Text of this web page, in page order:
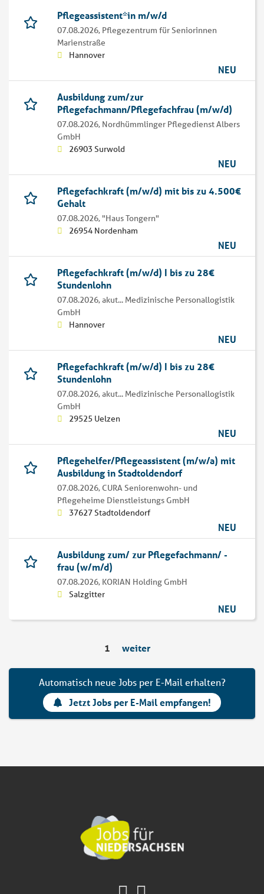
Pflegeassistent*in m/w/d
07.08.2026, Pflegezentrum für Seniorinnen
Marienstraße
Hannover
NEU
Ausbildung zum/zur
Pflegefachmann/Pflegefachfrau (m/w/d)
07.08.2026, Nordhümmlinger Pflegedienst Albers
GmbH
26903 Surwold
NEU
Pflegefachkraft (m/w/d) mit bis zu 4.500€
Gehalt
07.08.2026, "Haus Tongern"
26954 Nordenham
NEU
Pflegefachkraft (m/w/d) I bis zu 28€
Stundenlohn
07.08.2026,akut... Medizinische Personallogistik
GmbH
Hannover
NEU
Pflegefachkraft (m/w/d) I bis zu 28€
Stundenlohn
07.08.2026,akut... Medizinische Personallogistik
GmbH
29525 Uelzen
NEU
Pflegehelfer/Pflegeassistent (m/w/a) mit
Ausbildung in Stadtoldendorf
07.08.2026, CURA Seniorenwohn- und
Pflegeheime Dienstleistungs GmbH
37627 Stadtoldendorf
NEU
Ausbildung zum/ zur Pflegefachmann/ -
frau (w/m/d)
07.08.2026, KORIAN Holding GmbH
Salzgitter
NEU
1 weiter
Automatisch neue Jobs per E-Mail erhalten?
Jetzt Jobs per E-Mail empfangen!